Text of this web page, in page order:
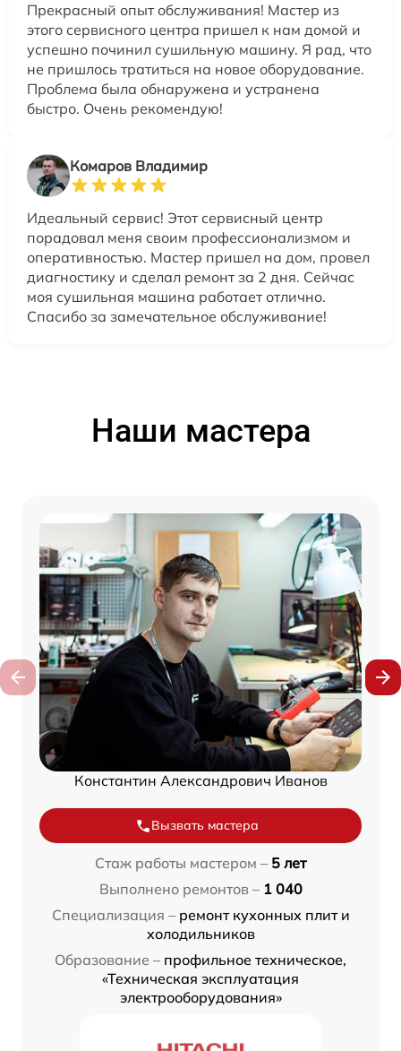
Прекрасный опыт обслуживания! Мастер из
этого сервисного центра пришел к нам домой и
успешно починил сушильную машину. Я рад, что
не пришлось тратиться на новое оборудование.
Проблема была обнаружена и устранена
быстро. Очень рекомендую!
Комаров Владимир
Идеальный сервис! Этот сервисный центр
порадовал меня своим профессионализмом и
оперативностью. Мастер пришел на дом, провел
диагностику и сделал ремонт за 2 дня. Сейчас
моя сушильная машина работает отлично.
Спасибо за замечательное обслуживание!
Наши мастера
Константин Александрович Иванов
Вызвать мастера
Стаж работы мастером – 5 лет
Выполнено ремонтов – 1 040
Специализация – ремонт кухонных плит и
холодильников
Образование – профильное техническое,
«Техническая эксплуатация
электрооборудования»